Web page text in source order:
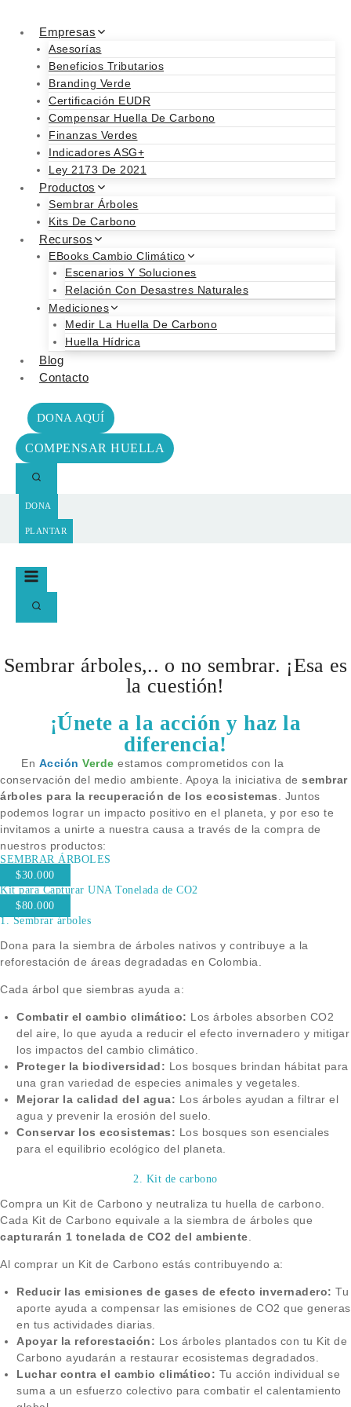
content
Empresas
Asesorías
Beneficios Tributarios
Branding Verde
Certificación EUDR
Compensar Huella De Carbono
Finanzas Verdes
Indicadores ASG+
Ley 2173 De 2021
Productos
Sembrar Árboles
Kits De Carbono
Recursos
EBooks Cambio Climático
Escenarios Y Soluciones
Relación Con Desastres Naturales
Mediciones
Medir La Huella De Carbono
Huella Hídrica
Blog
Contacto
DONA AQUÍ
COMPENSAR HUELLA
DONA
PLANTAR
Sembrar árboles,.. o no sembrar. ¡Esa es
la cuestión!
¡Únete a la acción y haz la
diferencia!
En Acción Verde estamos comprometidos con la
conservación del medio ambiente. Apoya la iniciativa de sembrar
árboles para la recuperación de los ecosistemas. Juntos
podemos lograr un impacto positivo en el planeta, y por eso te
invitamos a unirte a nuestra causa a través de la compra de
nuestros productos:
SEMBRAR ÁRBOLES
$30.000
Kit para Capturar UNA Tonelada de CO2
$80.000
1. Sembrar árboles
Dona para la siembra de árboles nativos y contribuye a la
reforestación de áreas degradadas en Colombia.
Cada árbol que siembras ayuda a:
Combatir el cambio climático: Los árboles absorben CO2
del aire, lo que ayuda a reducir el efecto invernadero y mitigar
los impactos del cambio climático.
Proteger la biodiversidad: Los bosques brindan hábitat para
una gran variedad de especies animales y vegetales.
Mejorar la calidad del agua: Los árboles ayudan a filtrar el
agua y prevenir la erosión del suelo.
Conservar los ecosistemas: Los bosques son esenciales
para el equilibrio ecológico del planeta.
2. Kit de carbono
Compra un Kit de Carbono y neutraliza tu huella de carbono.
Cada Kit de Carbono equivale a la siembra de árboles que
capturarán 1 tonelada de CO2 del ambiente.
Al comprar un Kit de Carbono estás contribuyendo a:
Reducir las emisiones de gases de efecto invernadero: Tu
aporte ayuda a compensar las emisiones de CO2 que generas
en tus actividades diarias.
Apoyar la reforestación: Los árboles plantados con tu Kit de
Carbono ayudarán a restaurar ecosistemas degradados.
Luchar contra el cambio climático: Tu acción individual se
suma a un esfuerzo colectivo para combatir el calentamiento